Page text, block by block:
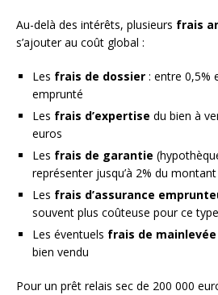
Au-delà des intérêts, plusieurs frais
s’ajouter au coût global :
Les frais de dossier : entre 0,5%
emprunté
Les frais d’expertise du bien à
euros
Les frais de garantie
représenter jusqu’à 2% du
Les frais d’assurance
souvent plus coûteuse pour ce
Les éventuels frais de mainlevée
bien vendu
Pour un prêt relais sec de 200 000